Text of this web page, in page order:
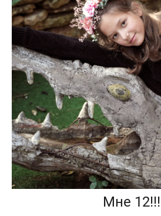
Мне 12!!!